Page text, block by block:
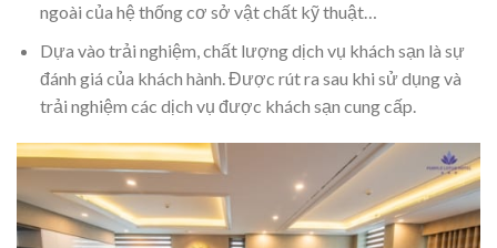
ngoài của hệ thống cơ sở vật chất kỹ thuật…
Dựa vào trải nghiệm, chất lượng dịch vụ khách sạn là sự
đánh giá của khách hành. Được rút ra sau khi sử dụng và
trải nghiệm các dịch vụ được khách sạn cung cấp.